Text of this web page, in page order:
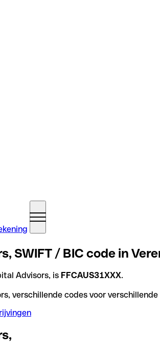
SWIFT / BIC code in
Advisors, is FFCAUS31XXX.
verschillende codes voor